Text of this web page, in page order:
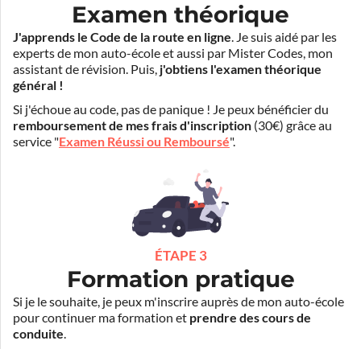
Examen théorique
J'apprends le Code de la route en ligne. Je suis aidé par les
experts de mon auto-école et aussi par Mister Codes, mon
assistant de révision. Puis, j'obtiens l'examen théorique
général !
Si j'échoue au code, pas de panique ! Je peux bénéficier du
remboursement de mes frais d'inscription (30€) grâce au
service "Examen Réussi ou Remboursé".
ÉTAPE 3
Formation pratique
Si je le souhaite, je peux m'inscrire auprès de mon auto-école
pour continuer ma formation et prendre des cours de
conduite.